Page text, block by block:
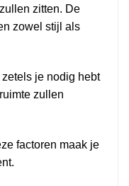
zitten. De
zowel stijl als
je nodig hebt
zullen
factoren maak je